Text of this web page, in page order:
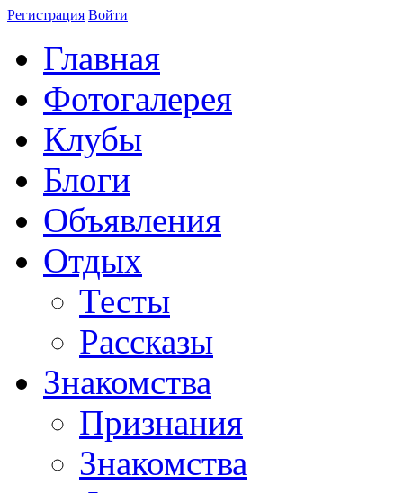
Регистрация Войти
Главная
Фотогалерея
Клубы
Блоги
Объявления
Отдых
Тесты
Рассказы
Знакомства
Признания
Знакомства